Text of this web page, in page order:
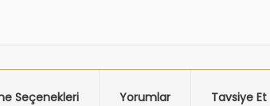
Seçenekleri Yorumlar Tavsiye Et